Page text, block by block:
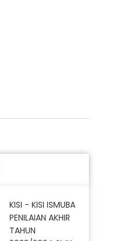
KISI - KISI ISMUBA
PENILAIAN AKHIR
TAHUN